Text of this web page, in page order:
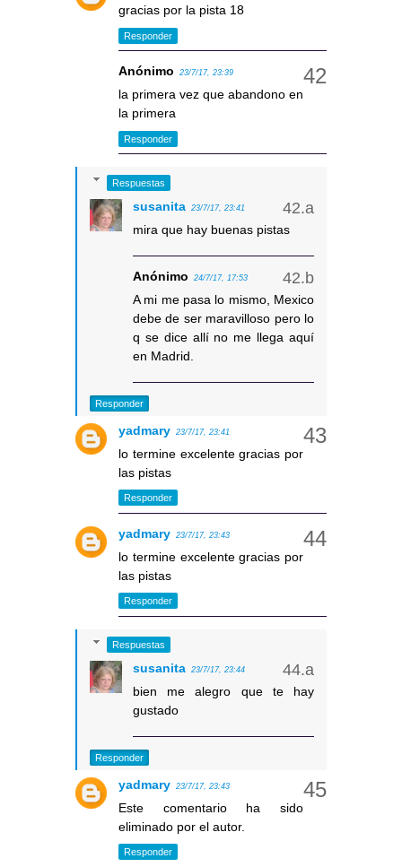
gracias por la pista 18
Responder
Anónimo 23/7/17, 23:39
la primera vez que abandono en
la primera
Responder
Respuestas
susanita 23/7/17, 23:41
mira que hay buenas pistas
Anónimo 24/7/17, 17:53
A mi me pasa lo mismo, Mexico
debe de ser maravilloso pero lo
q se dice allí no me llega aquí
en Madrid.
Responder
yadmary 23/7/17, 23:41
lo termine excelente gracias por
las pistas
Responder
yadmary 23/7/17, 23:43
lo termine excelente gracias por
las pistas
Responder
Respuestas
susanita 23/7/17, 23:44
bien me alegro que te hay
gustado
Responder
yadmary 23/7/17, 23:43
Este comentario ha sido
eliminado por el autor.
Responder